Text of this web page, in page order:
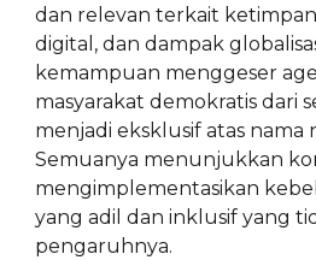
dan relevan terkait
digital, dan dampak
kemampuan menggeser
masyarakat demokratis dari
menjadi eksklusif atas nama
Semuanya menunjukkan
mengimplementasikan
yang adil dan inklusif yang
pengaruhnya.